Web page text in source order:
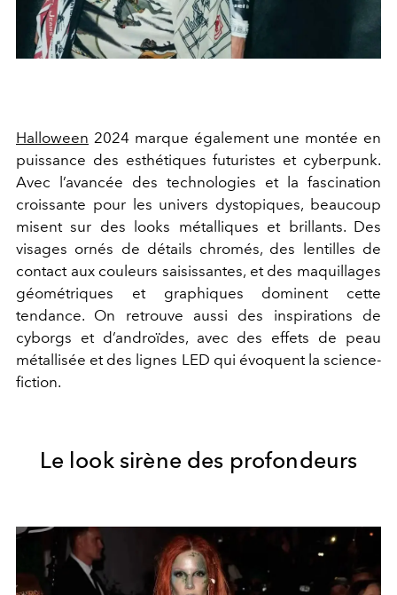
Halloween 2024 marque également une montée en
puissance des esthétiques futuristes et cyberpunk.
Avec l’avancée des technologies et la fascination
croissante pour les univers dystopiques, beaucoup
misent sur des looks métalliques et brillants. Des
visages ornés de détails chromés, des lentilles de
contact aux couleurs saisissantes, et des maquillages
géométriques et graphiques dominent cette
tendance. On retrouve aussi des inspirations de
cyborgs et d’androïdes, avec des effets de peau
métallisée et des lignes LED qui évoquent la science-
fiction.
Le look sirène des profondeurs